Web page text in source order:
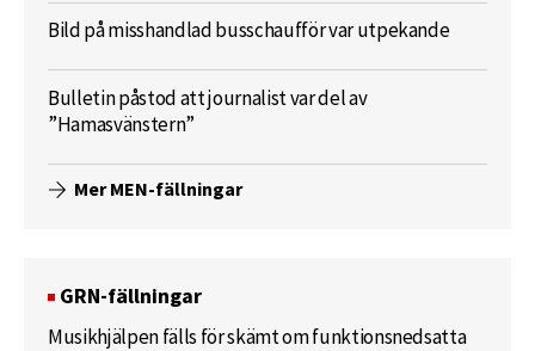
Bild på misshandlad busschaufför var utpekande
Bulletin påstod att journalist var del av
”Hamasvänstern”
Mer MEN-fällningar
GRN-fällningar
Musikhjälpen fälls för skämt om funktionsnedsatta